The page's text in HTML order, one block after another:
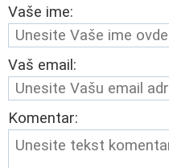
Vaše ime:
Vaš email:
Komentar: